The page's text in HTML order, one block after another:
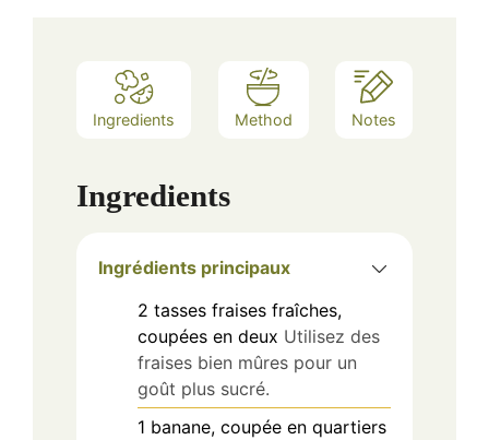
Ingredients Method Notes
Ingredients
Ingrédients principaux
2 tasses fraises fraîches,
coupées en deux Utilisez des
fraises bien mûres pour un
goût plus sucré.
1 banane, coupée en quartiers